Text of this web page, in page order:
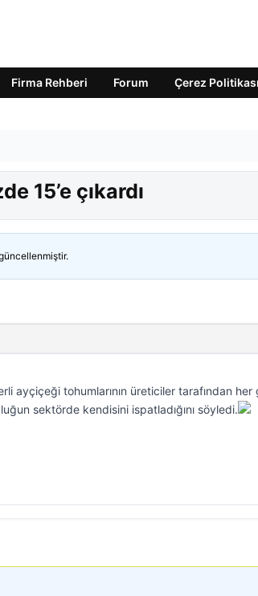
Firma Rehberi Forum Çerez Politikası
15’e çıkardı
ayçiçeği tohumlarının üreticiler tarafından her
sektörde kendisini ispatladığını söyledi.